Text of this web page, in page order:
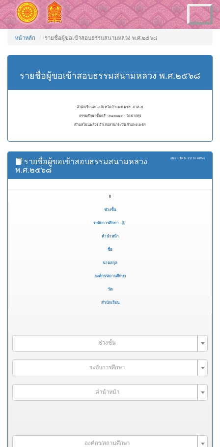
Toggle
navigation
หน้าหลัก รายชื่อผู้ขอเข้าสอบธรรมสนามหลวง พ.ศ.๒๕๖๘
รายชื่อผู้ขอเข้าสอบธรรมสนามหลวง พ.ศ.๒๕๖๘
สำนักเรียนคณะจังหวัดกำแพงเพชร ภาค ๔
ธรรมศึกษาชั้นตรี - ๓๑๓๐๗๓ - วัดฟากทุ่ง
ตำบลโนนพลวง อำเภอลานกระบือ กำแพงเพชร
แสดง 1 ถึง 31 จาก 31 ผลลัพธ์
รายชื่อผู้ขอเข้าสอบธรรมสนามหลวง
พ.ศ.๒๕๖๘
#
ช่วงชั้น
ระดับการศึกษา
คำนำหน้า
ชื่อ
นามสกุล
องค์กร/สถานศึกษา
วัด
สำนักเรียน
ช่วงชั้น
ระดับการศึกษา
คำนำหน้า
องค์กร/สถานศึกษา